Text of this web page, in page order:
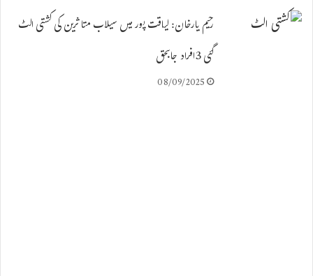
رحیم یارخان: لیاقت پور میں سیلاب متاثرین کی کشتی الٹ
گئی 3افراد جاںبحق
08/09/2025